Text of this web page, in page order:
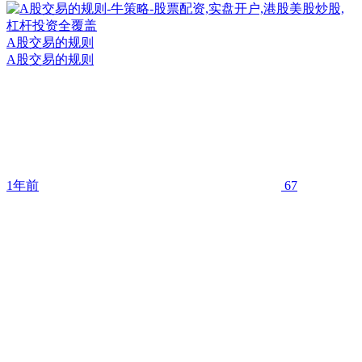
A股交易的规则
A股交易的规则
1年前 67